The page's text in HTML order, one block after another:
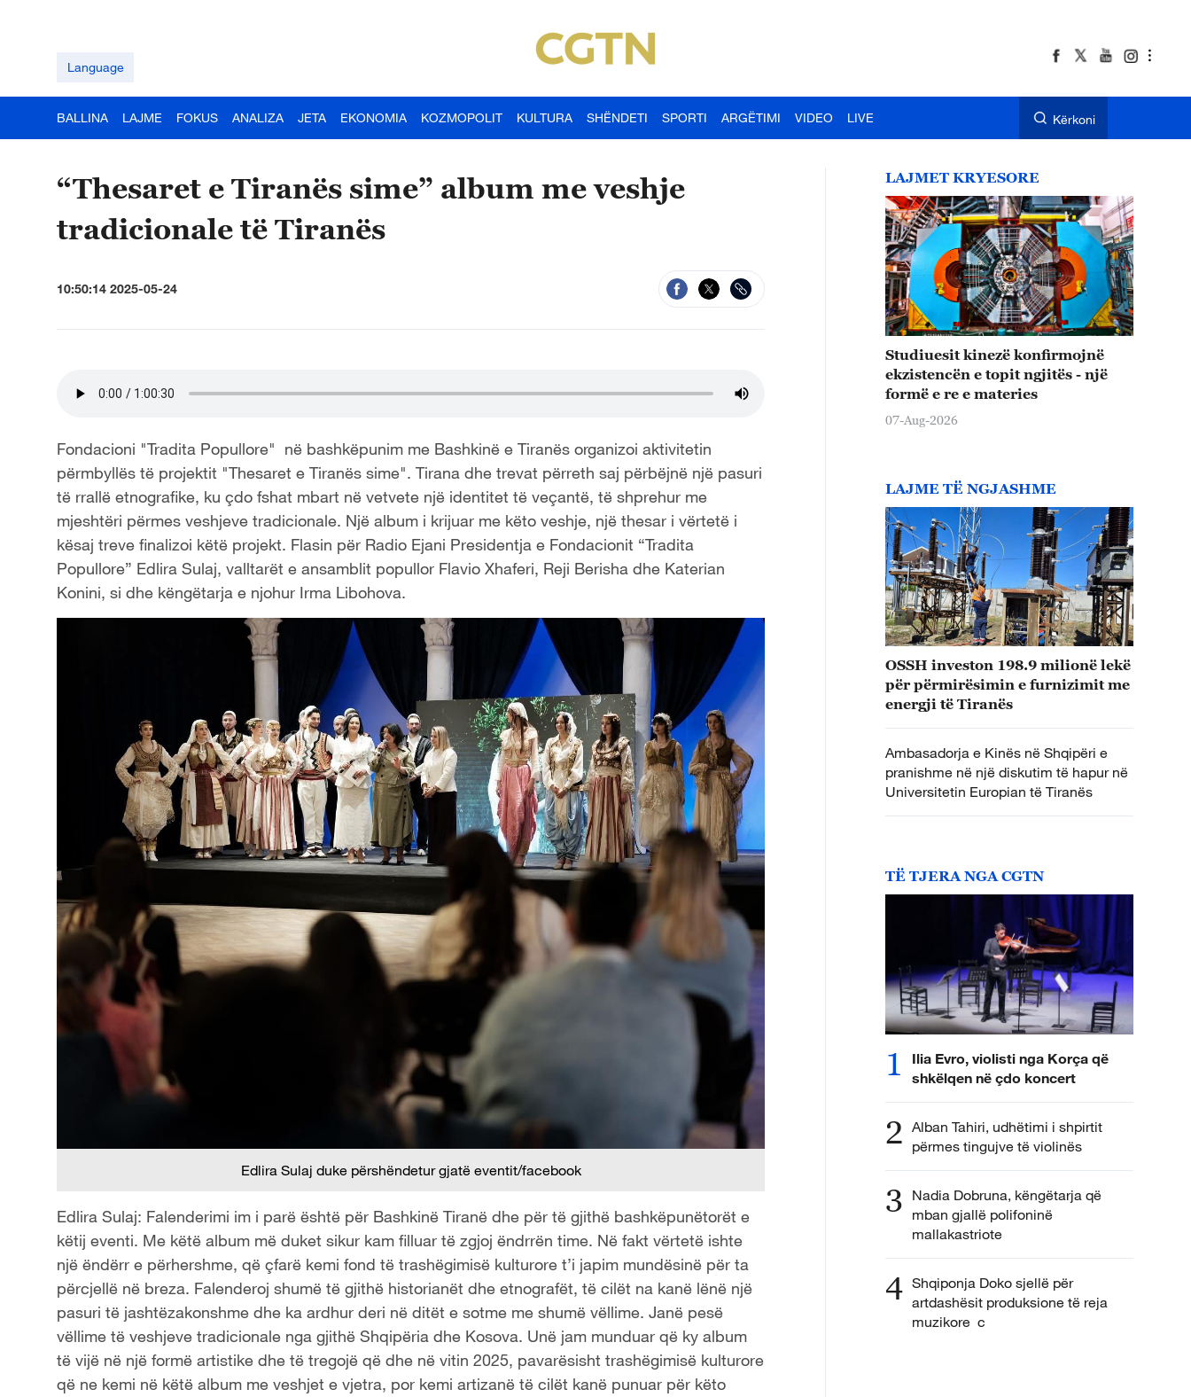
Language
BALLINA LAJME FOKUS ANALIZA JETA EKONOMIA KOZMOPOLIT KULTURA SHËNDETI SPORTI ARGËTIMI VIDEO LIVE Kërkoni
“Thesaret e Tiranës sime” album me veshje
tradicionale të Tiranës
10:50:14 2025-05-24
Fondacioni "Tradita Popullore" në bashkëpunim me Bashkinë e Tiranës organizoi aktivitetin
përmbyllës të projektit "Thesaret e Tiranës sime". Tirana dhe trevat përreth saj përbëjnë një pasuri
të rrallë etnografike, ku çdo fshat mbart në vetvete një identitet të veçantë, të shprehur me
mjeshtëri përmes veshjeve tradicionale. Një album i krijuar me këto veshje, një thesar i vërtetë i
kësaj treve finalizoi këtë projekt. Flasin për Radio Ejani Presidentja e Fondacionit “Tradita
Popullore” Edlira Sulaj, valltarët e ansamblit popullor Flavio Xhaferi, Reji Berisha dhe Katerian
Konini, si dhe këngëtarja e njohur Irma Libohova.
Edlira Sulaj duke përshëndetur gjatë eventit/facebook
Edlira Sulaj: Falenderimi im i parë është për Bashkinë Tiranë dhe për të gjithë bashkëpunëtorët e
këtij eventi. Me këtë album më duket sikur kam filluar të zgjoj ëndrrën time. Në fakt vërtetë ishte
një ëndërr e përhershme, që çfarë kemi fond të trashëgimisë kulturore t’i japim mundësinë për ta
përcjellë në breza. Falenderoj shumë të gjithë historianët dhe etnografët, të cilët na kanë lënë një
pasuri të jashtëzakonshme dhe ka ardhur deri në ditët e sotme me shumë vëllime. Janë pesë
vëllime të veshjeve tradicionale nga gjithë Shqipëria dhe Kosova. Unë jam munduar që ky album
të vijë në një formë artistike dhe të tregojë që dhe në vitin 2025, pavarësisht trashëgimisë kulturore
që ne kemi në këtë album me veshjet e vjetra, por kemi artizanë të cilët kanë punuar për këto
LAJMET KRYESORE
Studiuesit kinezë konfirmojnë
ekzistencën e topit ngjitës - një
formë e re e materies
07-Aug-2026
LAJME TË NGJASHME
OSSH investon 198.9 milionë lekë
për përmirësimin e furnizimit me
energji të Tiranës
Ambasadorja e Kinës në Shqipëri e
pranishme në një diskutim të hapur në
Universitetin Europian të Tiranës
TË TJERA NGA CGTN
1
Ilia Evro, violisti nga Korça që
shkëlqen në çdo koncert
2 Alban Tahiri, udhëtimi i shpirtit
përmes tingujve të violinës
3 Nadia Dobruna, këngëtarja që
mban gjallë polifoninë
mallakastriote
4 Shqiponja Doko sjellë për
artdashësit produksione të reja
muzikore c